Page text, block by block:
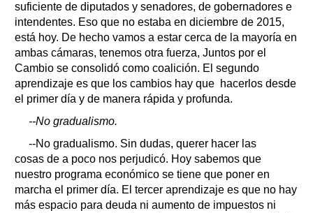
suficiente de diputados y senadores, de gobernadores e
intendentes. Eso que no estaba en diciembre de 2015,
está hoy. De hecho vamos a estar cerca de la mayoría en
ambas cámaras, tenemos otra fuerza, Juntos por el
Cambio se consolidó como coalición. El segundo
aprendizaje es que los cambios hay que hacerlos desde
el primer día y de manera rápida y profunda.
--No gradualismo.
--No gradualismo. Sin dudas, querer hacer las
cosas de a poco nos perjudicó. Hoy sabemos que
nuestro programa económico se tiene que poner en
marcha el primer día. El tercer aprendizaje es que no hay
más espacio para deuda ni aumento de impuestos ni